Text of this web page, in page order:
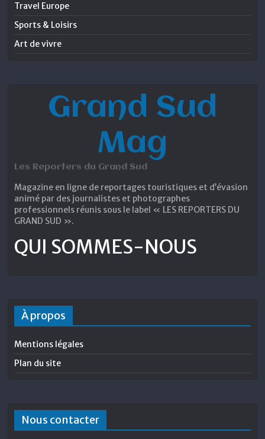
Travel Europe
Sports & Loisirs
Art de vivre
Grand Sud
Mag
Les Reporters du Grand Sud
Magazine en ligne de reportages touristiques et d’évasion
animé par des journalistes et photographes
professionnels réunis sous le label « LES REPORTERS DU
GRAND SUD ».
QUI SOMMES-NOUS
À propos
Mentions légales
Plan du site
Nous contacter